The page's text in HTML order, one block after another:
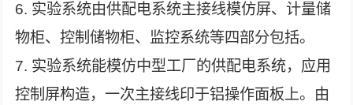
6. 实验系统由供配电系统主接线模仿屏、计量储
物柜、控制储物柜、监控系统等四部分包括。
7. 实验系统能模仿中型工厂的供配电系统，应用
控制屏构造，一次主接线印于铝操作面板上。由